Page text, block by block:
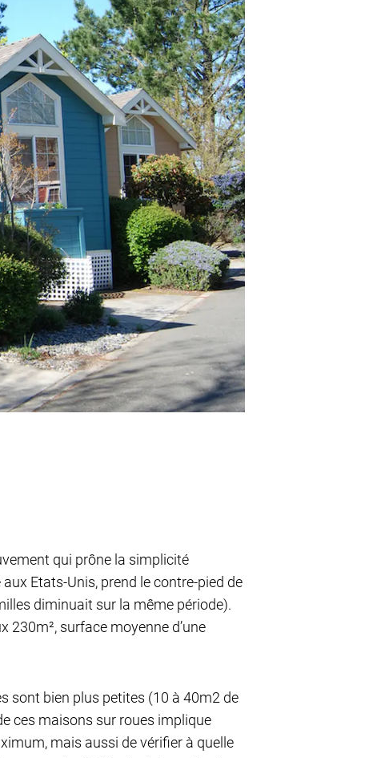
qui prône la simplicité
Etats-Unis, prend le contre-pied de
diminuait sur la même période).
surface moyenne d’une
sont bien plus petites (10 à 40m2 de
ces maisons sur roues implique
mais aussi de vérifier à quelle